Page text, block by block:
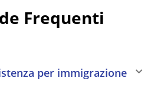
Frequenti
per immigrazione